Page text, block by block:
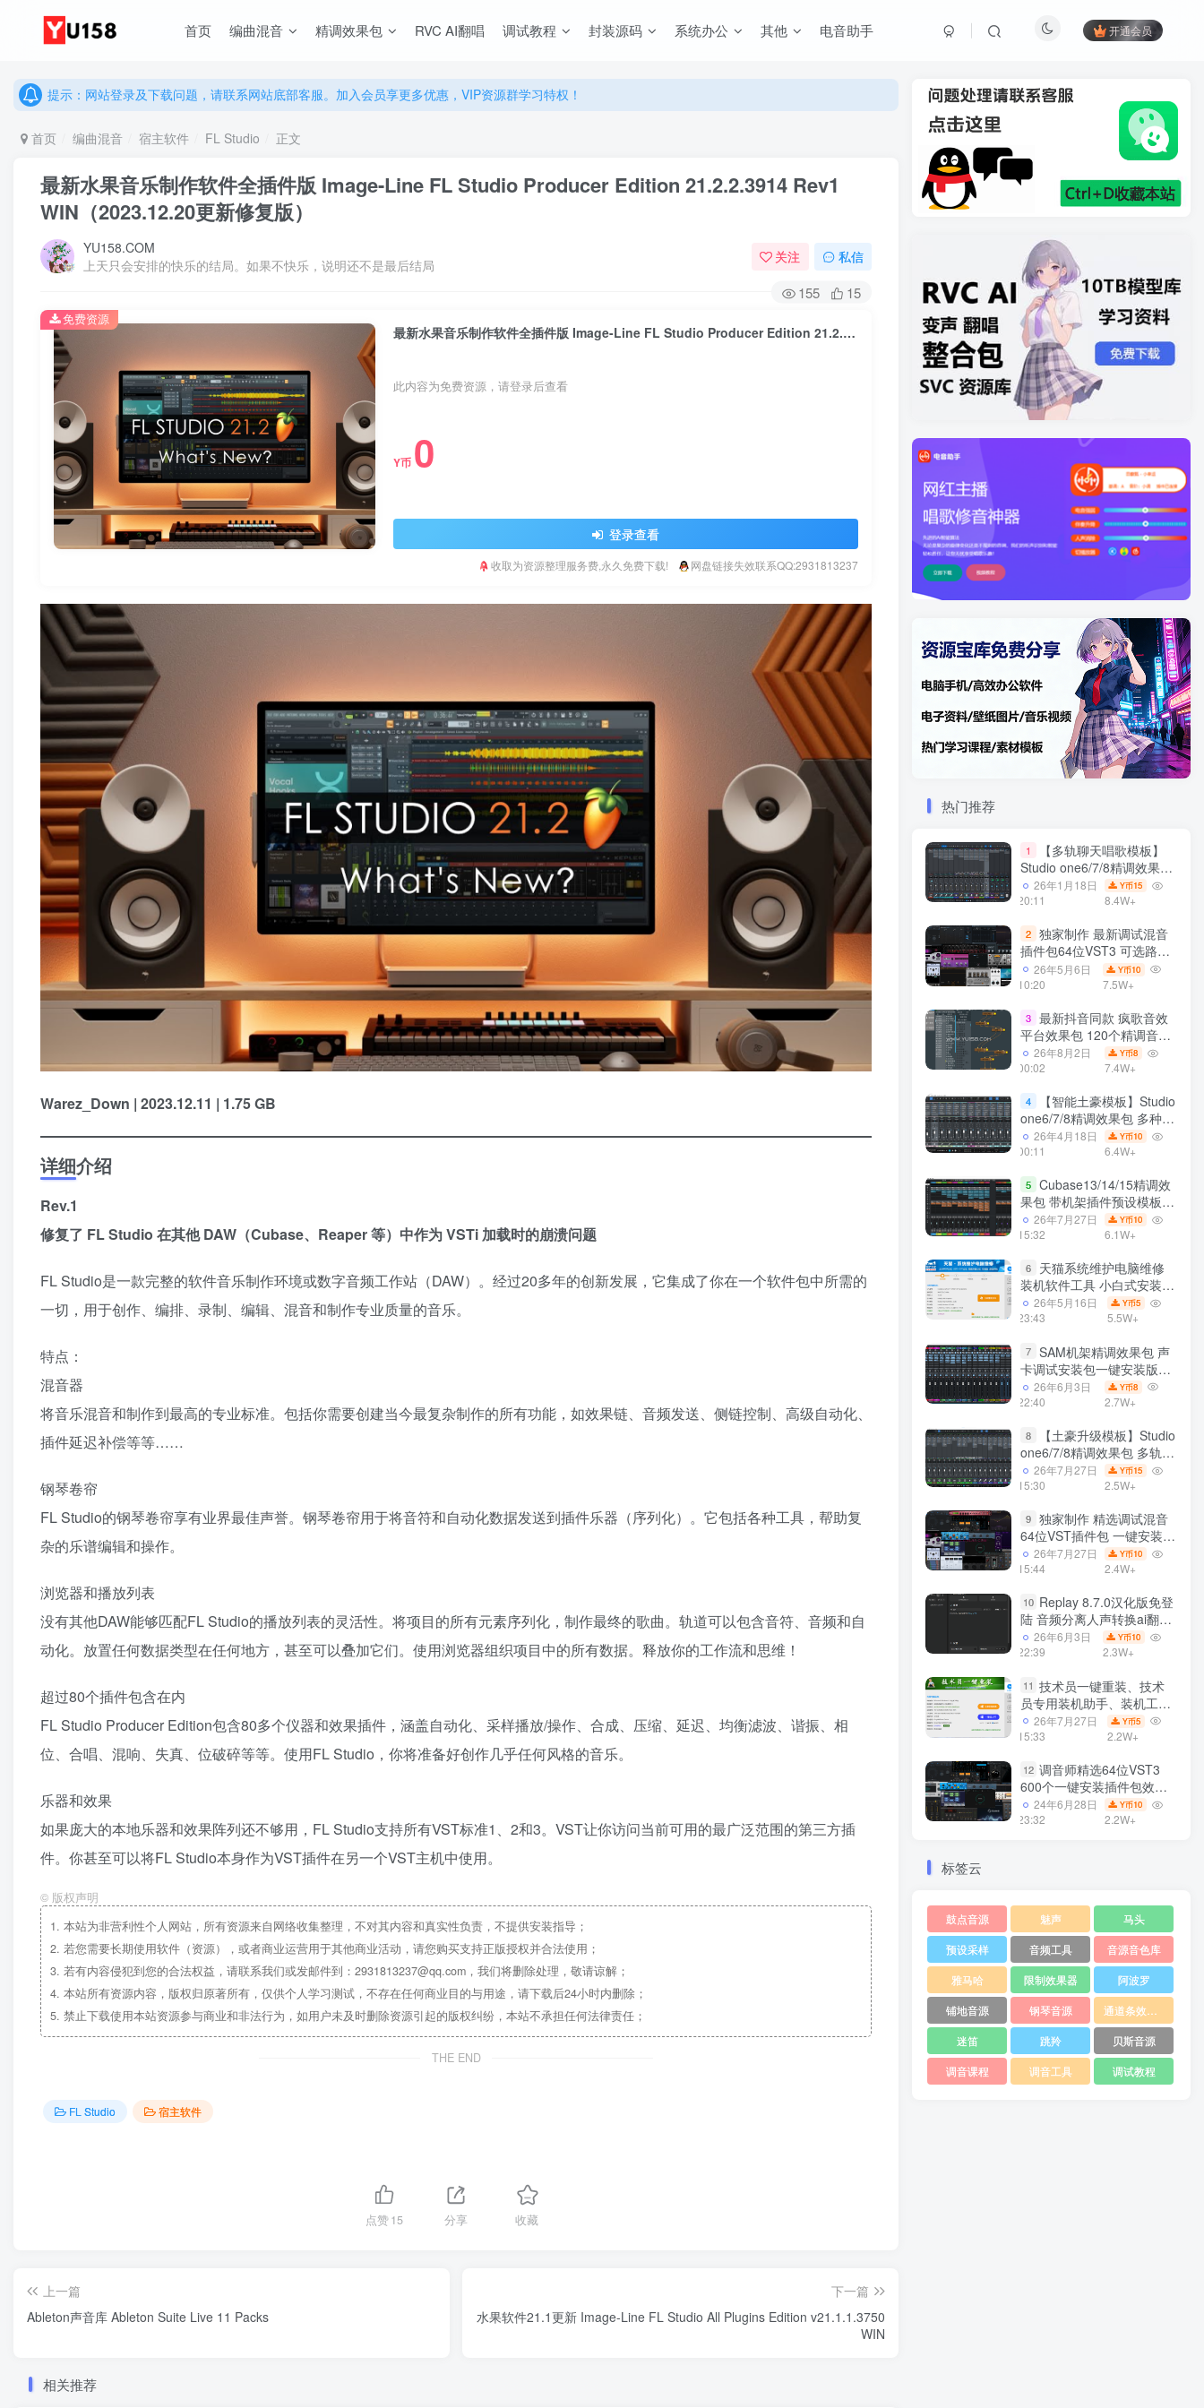
首页 编曲混音 精调效果包 RVC AI翻唱 调试教程 封装源码 系统办公 其他 电音助手 开通会员
说明：有任何问题请联系网站客服处理，开通会员可解锁全站资源，无限制永久使用下载！
说明：有任何问题请联系网站客服处理，开通会员可解锁全站资源，无限制永久使用下载！
首页 编曲混音 宿主软件 FL Studio 正文
最新水果音乐制作软件全插件版 Image-Line FL Studio Producer Edition 21.2.2.3914 Rev1
WIN（2023.12.20更新修复版）
YU158.COM
上天只会安排的快乐的结局。如果不快乐，说明还不是最后结局
关注 私信
155 15
最新水果音乐制作软件全插件版 Image-Line FL Studio Producer Edition 21.2.2.3914 Rev1 WIN（2023.12.20更新修复版）
此内容为免费资源，请登录后查看
Y币 0
登录查看
收取为资源整理服务费,永久免费下载! 网盘链接失效联系QQ:2931813237
免费资源
Warez_Down | 2023.12.11 | 1.75 GB
详细介绍
Rev.1
修复了 FL Studio 在其他 DAW（Cubase、Reaper 等）中作为 VSTi 加载时的崩溃问题
FL Studio是一款完整的软件音乐制作环境或数字音频工作站（DAW）。经过20多年的创新发展，它集成了你在一个软件包中所需的
一切，用于创作、编排、录制、编辑、混音和制作专业质量的音乐。
特点：
混音器
将音乐混音和制作到最高的专业标准。包括你需要创建当今最复杂制作的所有功能，如效果链、音频发送、侧链控制、高级自动化、
插件延迟补偿等等……
钢琴卷帘
FL Studio的钢琴卷帘享有业界最佳声誉。钢琴卷帘用于将音符和自动化数据发送到插件乐器（序列化）。它包括各种工具，帮助复
杂的乐谱编辑和操作。
浏览器和播放列表
没有其他DAW能够匹配FL Studio的播放列表的灵活性。将项目的所有元素序列化，制作最终的歌曲。轨道可以包含音符、音频和自
动化。放置任何数据类型在任何地方，甚至可以叠加它们。使用浏览器组织项目中的所有数据。释放你的工作流和思维！
超过80个插件包含在内
FL Studio Producer Edition包含80多个仪器和效果插件，涵盖自动化、采样播放/操作、合成、压缩、延迟、均衡滤波、谐振、相
位、合唱、混响、失真、位破碎等等。使用FL Studio，你将准备好创作几乎任何风格的音乐。
乐器和效果
如果庞大的本地乐器和效果阵列还不够用，FL Studio支持所有VST标准1、2和3。VST让你访问当前可用的最广泛范围的第三方插
件。你甚至可以将FL Studio本身作为VST插件在另一个VST主机中使用。
© 版权声明
1. 本站为非营利性个人网站，所有资源来自网络收集整理，不对其内容和真实性负责，不提供安装指导；
2. 若您需要长期使用软件（资源），或者商业运营用于其他商业活动，请您购买支持正版授权并合法使用；
3. 若有内容侵犯到您的合法权益，请联系我们或发邮件到：2931813237@qq.com，我们将删除处理，敬请谅解；
4. 本站所有资源内容，版权归原著所有，仅供个人学习测试，不存在任何商业目的与用途，请下载后24小时内删除；
5. 禁止下载使用本站资源参与商业和非法行为，如用户未及时删除资源引起的版权纠纷，本站不承担任何法律责任；
THE END
FL Studio 宿主软件
点赞15 分享 收藏
上一篇
Ableton声音库 Ableton Suite Live 11 Packs
下一篇
水果软件21.1更新 Image-Line FL Studio All Plugins Edition v21.1.1.3750
WIN
相关推荐
热门推荐
1
【多轨聊天唱歌模板】
Studio one6/7/8精调效果包
多种效果模式 声卡调试好直
播预设模板
26年1月18日
20:11
Y币15
8.4W+
2 独家制作 最新调试混音
插件包64位VST3 可选路径
一键安装550个效果器合集
v3.0 WiN 支持定制
26年5月6日
10:20
Y币10
7.5W+
3 最新抖音同款 疯歌音效
平台效果包 120个精调音效
包+软件自带170个音效
+600个插件 带安装教程全
26年8月2日
00:02
Y币8
7.4W+
4
【智能土豪模板】Studio
one6/7/8精调效果包 多种效
果模式可选 声卡调试好预设
带插件全套文件
26年4月18日
00:11
Y币10
6.4W+
5 Cubase13/14/15精调效
果包 带机架插件预设模板
声卡调试好效果工程文件
26年7月27日
15:32
Y币10
6.1W+
6
天猫系统维护电脑维修
装机软件工具 小白式安装
完全一键安装系统 电脑系统
装机软件 一键重装系统
26年5月16日
23:43
Y币5
5.5W+
7 SAM机架精调效果包 声
卡调试安装包一键安装版模
板 带插件预设效果文件
26年6月3日
22:40
Y币8
2.7W+
8
【土豪升级模板】Studio
one6/7/8精调效果包 多轨道
效果模式可选 声卡调试好预
设模板 带插件全套文件
26年7月27日
15:30
Y币15
2.5W+
9 独家制作 精选调试混音
64位VST插件包 一键安装
600个效果器合集v2.0 WiN
支持定制
26年7月27日
15:44
Y币10
2.4W+
10 Replay 8.7.0汉化版免登
陆 音频分离人声转换ai翻唱
支持50系显卡 一键安装
WiN
26年6月3日
22:39
Y币10
2.3W+
11 技术员一键重装、技术
员专用装机助手、装机工
具、电脑系统装机软件丶一
键安装系统
26年7月27日
15:33
Y币5
2.2W+
12 调音师精选64位VST3
600个一键安装插件包效果
器集合10G WiN
24年6月28日
23:32
Y币10
2.2W+
标签云
鼓点音源 魅声
马头
预设采样
音频工具
音源音色库
雅马哈
限制效果器
阿波罗
铺地音源
钢琴音源
通道条效果器
迷笛
跳羚
贝斯音源
调音课程
调音工具 调试教程